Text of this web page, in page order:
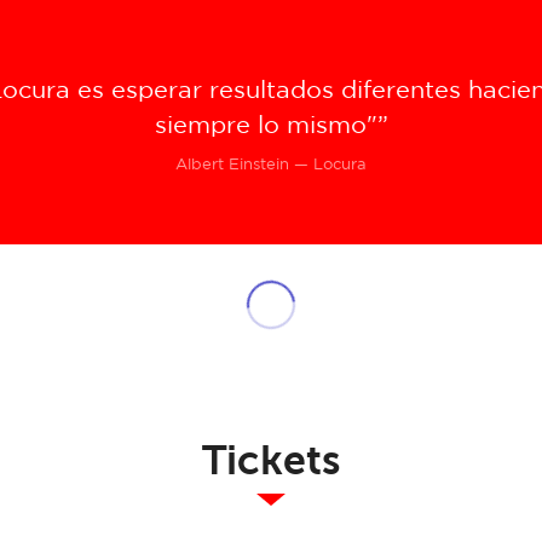
es esperar resultados diferentes
siempre lo mismo"”
Albert Einstein — Locura
Tickets